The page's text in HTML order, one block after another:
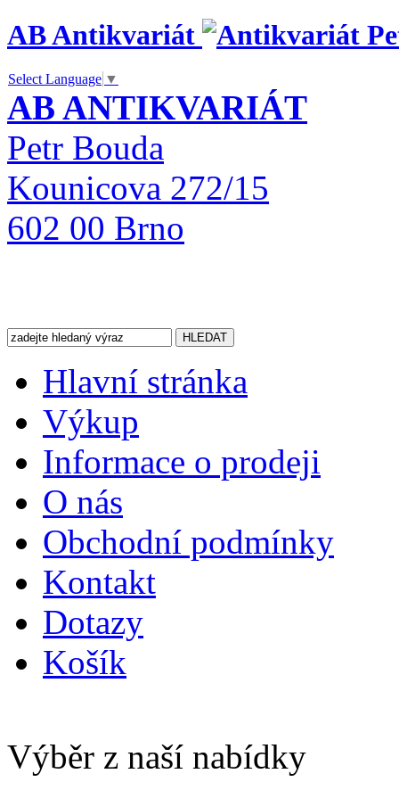
AB Antikvariát
Select Language ▼
AB ANTIKVARIÁT
Petr Bouda
Kounicova 272/15
602 00 Brno
Hlavní stránka
Výkup
Informace o prodeji
O nás
Obchodní podmínky
Kontakt
Dotazy
Košík
Výběr z naší nabídky